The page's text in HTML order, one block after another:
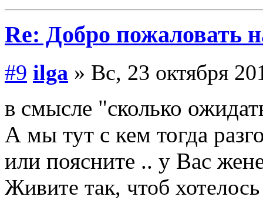
Re: Добро пожаловать
#9 ilga » Вс, 23 октября
в смысле "сколько
А мы тут с кем тогда
или поясните .. у Вас
Живите так, чтоб